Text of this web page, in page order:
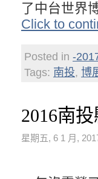
了中台世界
Click to
Posted in -
Tags: 南投, 博
2016南
星期五, 6 1 月,